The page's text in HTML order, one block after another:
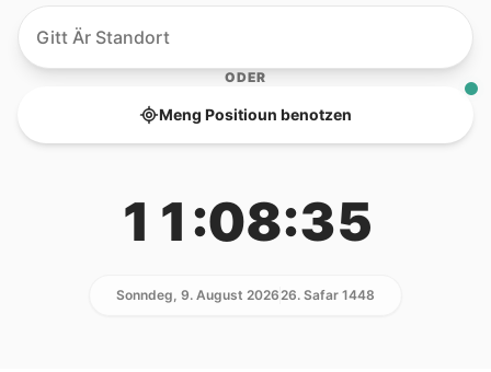
ODER
Meng Positioun benotzen
11:08:35
Sonndeg, 9. August 202626. Safar 1448